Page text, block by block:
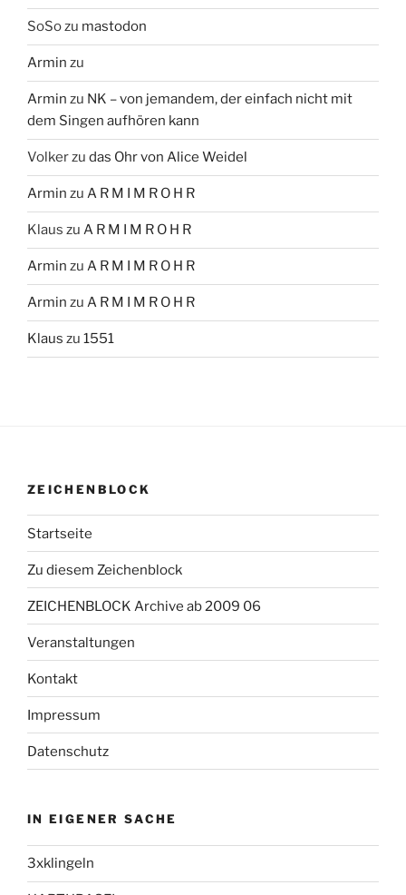
SoSozu mastodon
Armin zu
Armin zu NK – von jemandem, der einfach nicht mit
dem Singen aufhören kann
Volkerzu das Ohr von Alice Weidel
Armin zu A R M I M R O H R
Klaus zu A R M I M R O H R
Armin zu A R M I M R O H R
Armin zu A R M I M R O H R
Klaus zu 1551
ZEICHENBLOCK
Startseite
Zu diesem Zeichenblock
ZEICHENBLOCK Archive ab 2009 06
Veranstaltungen
Kontakt
Impressum
Datenschutz
IN EIGENER SACHE
3xklingeln